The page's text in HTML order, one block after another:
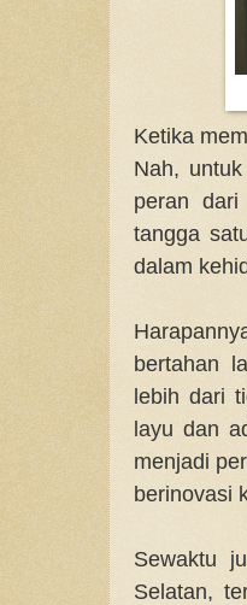
Ketika
Nah,
peran
tangga
dalam
bertahan
lebih dari
layu dan
menjadi
berinovasi
Sewaktu
Selatan,